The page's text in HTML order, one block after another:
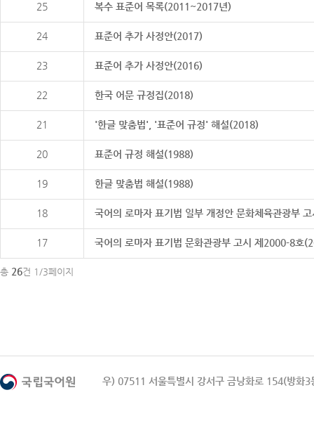
25 복수 표준어 목록(2011~2017년)
24 표준어 추가 사정안(2017)
23 표준어 추가 사정안(2016)
22 한국 어문 규정집(2018)
21 '한글 맞춤법', '표준어 규정' 해설(2018)
20 표준어 규정 해설(1988)
19 한글 맞춤법 해설(1988)
18 국어의 로마자 표기법 일부 개정안 문화체육관광부
17 국어의 로마자 표기법 문화관광부 고시 제2000-8호
총 26건 1/3페이지
우) 07511 서울특별시 강서구 금낭화로 154(방화3